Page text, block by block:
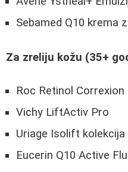
Sebamed Q10 krema
Za zreliju kožu (35+
Roc Retinol
Vichy LiftActiv Pro
Uriage Isolift kolekcija
Eucerin Q10 Active